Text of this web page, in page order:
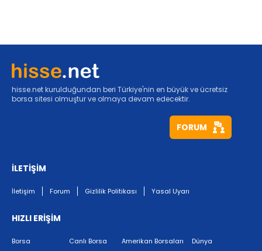
hisse.net kurulduğundan beri Türkiye'nin en büyük ve ücretsiz
borsa sitesi olmuştur ve olmaya devam edecektir.
FORUM
İLETİŞİM
İletişim Forum Gizlilik Politikası Yasal Uyarı
HIZLI ERİŞİM
Borsa
Canlı Borsa
Amerikan Borsaları
Dünya